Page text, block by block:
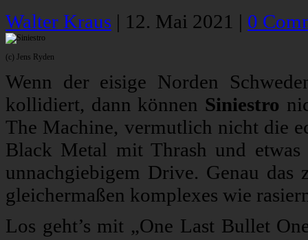
Walter Kraus | 12. Mai 2021 | 0
(c) Jens Ryden
Wenn der eisige Norden
kollidiert, dann können Siniestro
The Machine, vermutlich nicht die
Black Metal mit Thrash und
unnachgiebigem Drive. Genau
gleichermaßen komplexes wie
Los geht’s mit „One Last Bullet